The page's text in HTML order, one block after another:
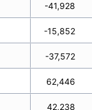
-41,928
-15,852
-37,572
62,446
42,238